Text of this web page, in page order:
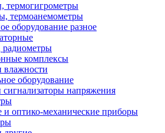
термогигрометры
термоанемометры
оборудование разное
радиометры
комплексы
влажности
оборудование
сигнализаторы напряжения
и оптико-механические приборы